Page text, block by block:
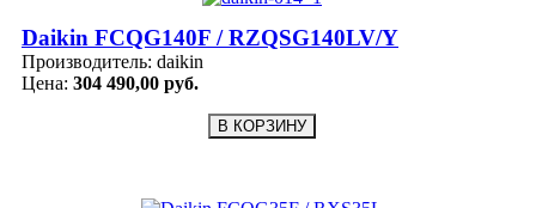
Daikin FCQG140F / RZQSG140LV/Y
Производитель: daikin
Цена: 304 490,00 руб.